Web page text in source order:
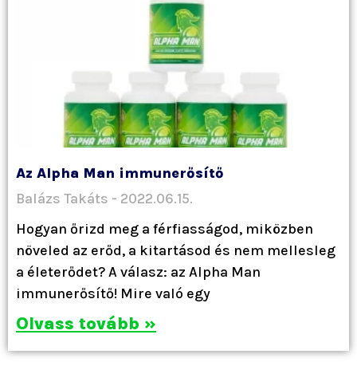
Az Alpha Man immunerősítő
Balázs Takáts
2022.06.15.
Hogyan őrizd meg a férfiasságod, miközben
növeled az erőd, a kitartásod és nem mellesleg
a életerődet? A válasz: az Alpha Man
immunerősítő! Mire való egy
Olvass tovább »